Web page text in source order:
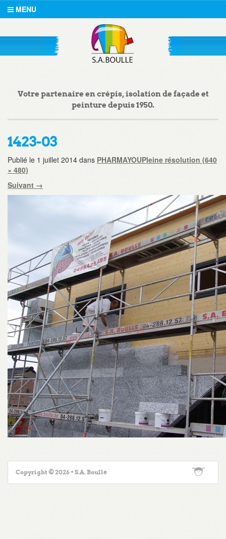
MENU
Votre partenaire en crépis, isolation de façade et
peinture depuis 1950.
1423-03
Publié le 1 juillet 2014 dans PHARMAYOUPleine résolution (640
× 480)
Suivant →
Copyright © 2026 • S.A. Boulle